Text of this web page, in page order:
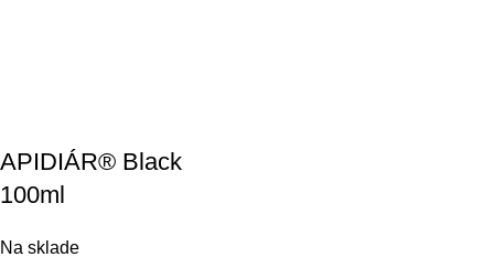
APIDIÁR® Black
100ml
Na sklade